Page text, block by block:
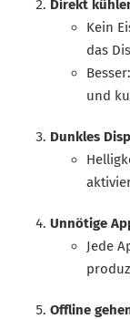
Direkt
Kein
das
und
Dunkles
Unnötige
Jede
Offline